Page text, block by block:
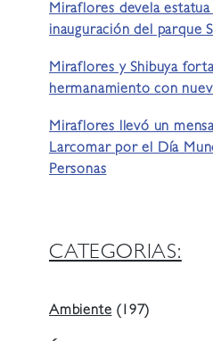
Miraflores devela
inauguración del parque
Miraflores y Shibuya
hermanamiento con
Miraflores llevó un
Larcomar por el Día
Personas
CATEGORIAS:
Ambiente (197)